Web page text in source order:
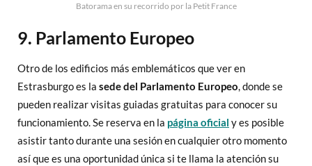
Batorama en su recorrido por la Petit France
9. Parlamento Europeo
Otro de los edificios más emblemáticos que ver en
Estrasburgo es la sede del Parlamento Europeo, donde se
pueden realizar visitas guiadas gratuitas para conocer su
funcionamiento. Se reserva en la página oficial y es posible
asistir tanto durante una sesión en cualquier otro momento
así que es una oportunidad única si te llama la atención su